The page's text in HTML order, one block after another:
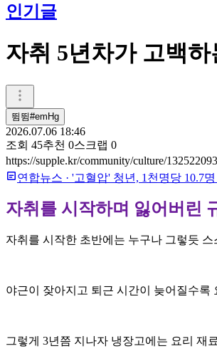
인기글
자취 5년차가 고백
뜀뜀#emHg
2026.07.06 18:46
조회 45추천 0스크랩 0
https://supple.kr/community/culture/132522093
연합뉴스 · '고혈압' 청년, 1천명당 10.7
자취를 시작하며 잃어버린
자취를 시작한 초반에는 누구나 그렇듯
야근이 잦아지고 퇴근 시간이 늦어질수록
그렇게 3년쯤 지나자 냉장고에는 요리 재